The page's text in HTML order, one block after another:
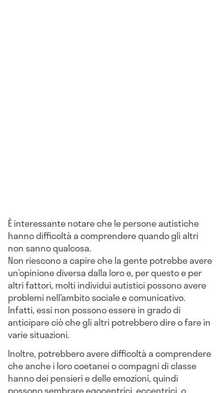
È interessante notare che le persone autistiche
hanno difficoltà a comprendere quando gli altri
non sanno qualcosa.
Non riescono a capire che la gente potrebbe avere
un’opinione diversa dalla loro e, per questo e per
altri fattori, molti individui autistici possono avere
problemi nell’ambito sociale e comunicativo.
Infatti, essi non possono essere in grado di
anticipare ciò che gli altri potrebbero dire o fare in
varie situazioni.
Inoltre, potrebbero avere difficoltà a comprendere
che anche i loro coetanei o compagni di classe
hanno dei pensieri e delle emozioni, quindi